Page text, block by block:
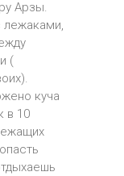
Арзы.
лежаками,
(
куча
в 10